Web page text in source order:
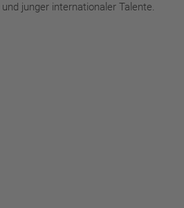
junger internationaler Talente.